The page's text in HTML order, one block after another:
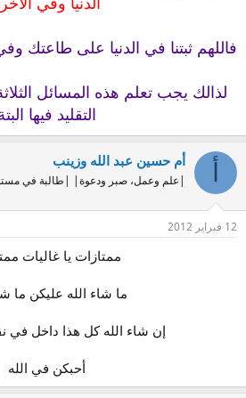
الدنيا وفي
فاللهم ثبتنا في الدنيا على طاعتك
لذالك يجب تعلم هذه المسائل
التقليد فيها
أم حسين عبد الله وزينب
|علم وعمل، صبر ودعوة| |طالبة في
12 فبراير 2012
ممتازات يا غاليات
ما شاء الله عليكن ما
إن شاء الله كل هذا داخل في
أحبكن في الله​